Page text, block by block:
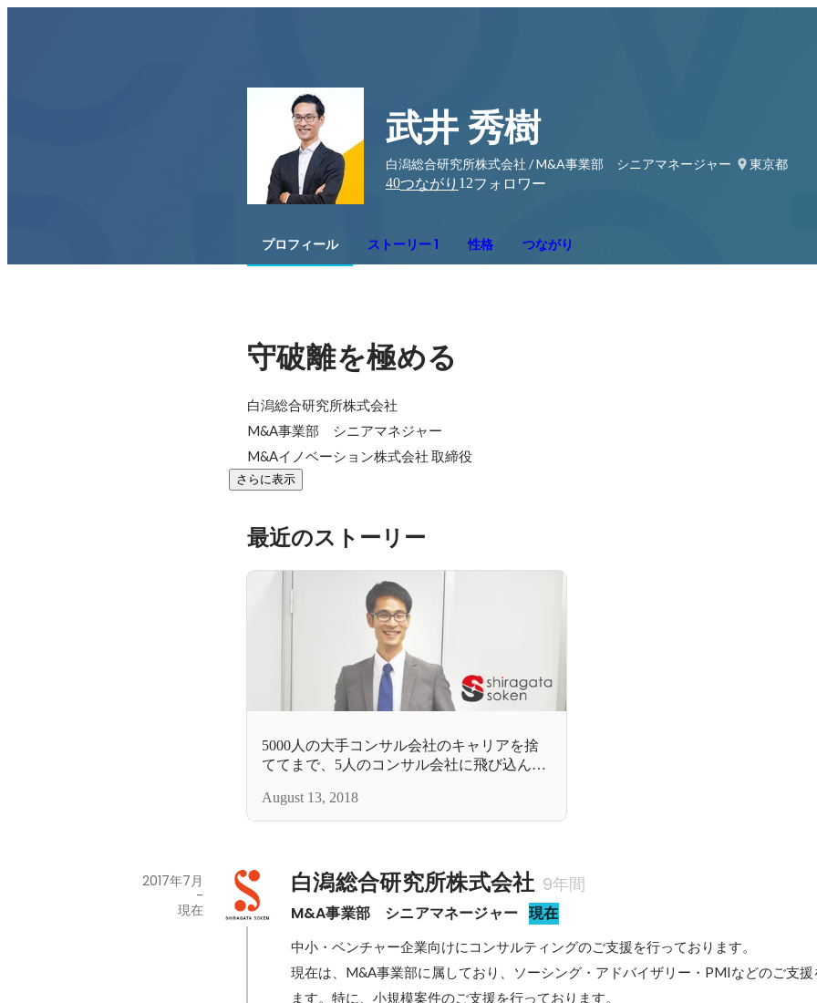
武井 秀樹
白潟総合研究所株式会社 / M&A事業部 シニアマネージャー
東京都
40つながり 12フォロワー
プロフィール ストーリー 1 性格 つながり
守破離を極める
白潟総合研究所株式会社
M&A事業部　シニアマネジャー
M&Aイノベーション株式会社 取締役
さらに表示
最近のストーリー
5000人の大手コンサル会社のキャリアを捨
ててまで、5人のコンサル会社に飛び込んだ
August 13, 2018
白潟総合研究所株式会社 9年間
M&A事業部　シニアマネージャー 現在
2017年7月
-
現在
中小・ベンチャー企業向けにコンサルティングのご支援を行っております。
現在は、M&A事業部に属しており、ソーシング・アドバイザリー・PMIなどのご支
ます。特に、小規模案件のご支援を行っております。